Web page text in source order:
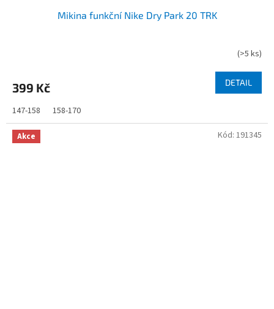
Mikina funkční Nike Dry Park 20 TRK
(>5 ks)
399 Kč DETAIL
147-158 158-170
Akce Kód: 191345